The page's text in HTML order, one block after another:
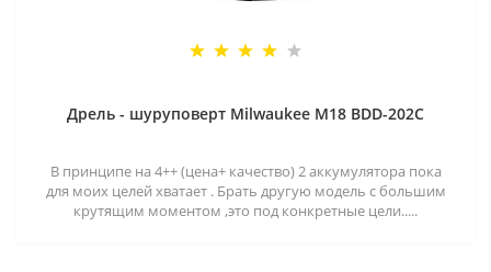
Дрель - шуруповерт Milwaukee M18 BDD-202C
В принципе на 4++ (цена+ качество) 2 аккумулятора пока
для моих целей хватает . Брать другую модель с большим
крутящим моментом ,это под конкретные цели.....